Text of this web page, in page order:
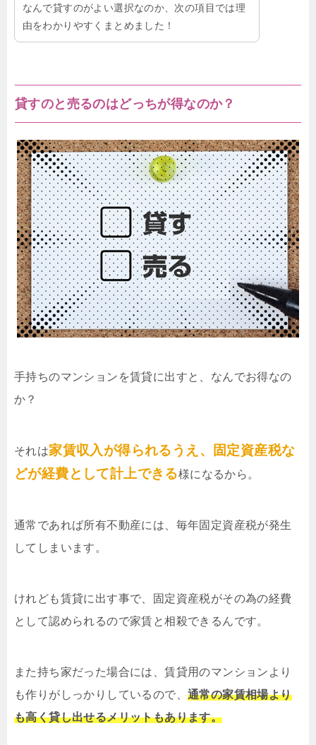
なんで貸すのがよい選択なのか、次の項目では理
由をわかりやすくまとめました！
貸すのと売るのはどっちが得なのか？
手持ちのマンションを賃貸に出すと、なんでお得なの
か？
それは家賃収入が得られるうえ、固定資産税な
どが経費として計上できる様になるから。
通常であれば所有不動産には、毎年固定資産税が発生
してしまいます。
けれども賃貸に出す事で、固定資産税がその為の経費
として認められるので家賃と相殺できるんです。
また持ち家だった場合には、賃貸用のマンションより
も作りがしっかりしているので、 通常の家賃相場より
も高く貸し出せるメリットもあります。